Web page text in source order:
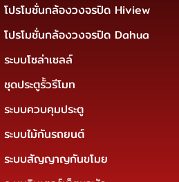
โปรโมชั่นกล้องวงจรปิด Hiview
โปรโมชั่นกล้องวงจรปิด Dahua
ระบบโซล่าเซลล์
ชุดประตูรั้วรีโมท
ระบบควบคุมประตู
ระบบไม้กันรถยนต์
ระบบสัญญาญกันขโมย